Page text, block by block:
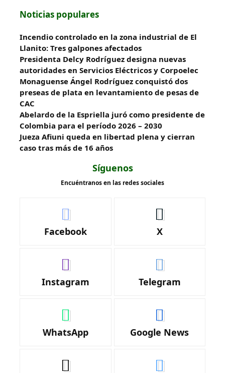
Noticias populares
Incendio controlado en la zona industrial de El
Llanito: Tres galpones afectados
Presidenta Delcy Rodríguez designa nuevas
autoridades en Servicios Eléctricos y Corpoelec
Monaguense Ángel Rodríguez conquistó dos
preseas de plata en levantamiento de pesas de
CAC
Abelardo de la Espriella juró como presidente de
Colombia para el período 2026 – 2030
Jueza Afiuni queda en libertad plena y cierran
caso tras más de 16 años
Síguenos
Encuéntranos en las redes sociales
Facebook X
Instagram Telegram
WhatsApp Google News